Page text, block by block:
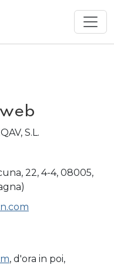
S.L.
22, 4-4, 08005,
, d'ora in poi,